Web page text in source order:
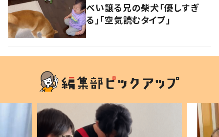
べい譲る兄の柴犬「優しすぎ
る」「空気読むタイプ」